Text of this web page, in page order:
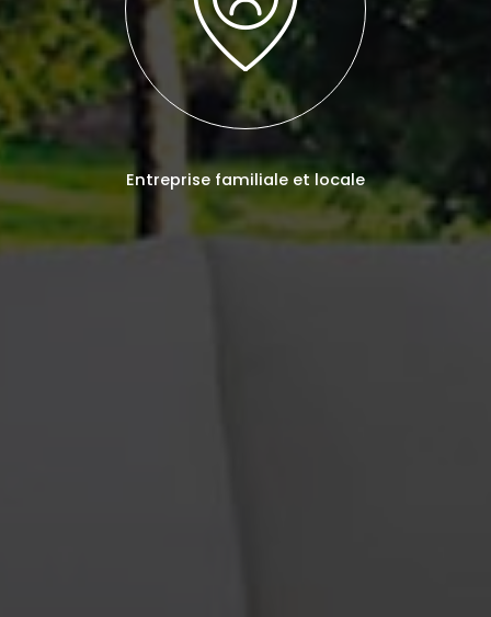
Entreprise familiale et locale